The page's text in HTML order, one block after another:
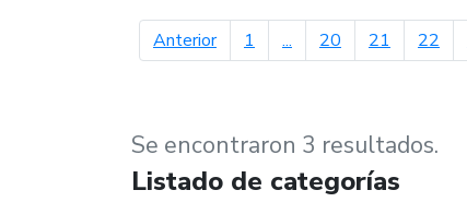
Anteriorpágina anterior
1 ... 20 21 22
Se encontraron 3 resultados.
Listado de categorías